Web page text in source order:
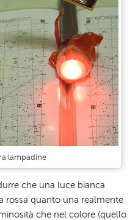
lampadine
che una luce bianca
rossa quanto una realmente
che nel colore (quello